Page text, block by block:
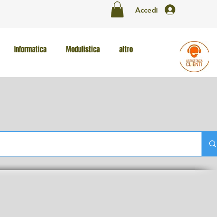
Accedi
Informatica Modulistica altro